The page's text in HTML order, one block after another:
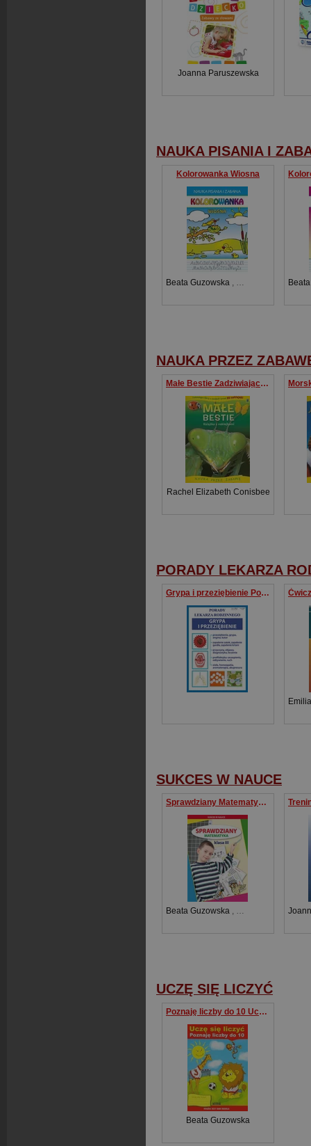
Joanna Paruszewska
NAUKA PISANIA I
Kolorowanka Wiosna
Beata Guzowska , Tomasz Wlaźlak
NAUKA PRZEZ
Małe Bestie Zadziwiające fakty o owadach i ponad 50 naklejek
Rachel Elizabeth Conisbee
PORADY LEKARZA
Grypa i przeziębienie Porady lekarza rodzinnego
SUKCES W NAUCE
Sprawdziany Matematyka Klasa 3
Beata Guzowska , Iwona Kowalska
UCZĘ SIĘ LICZYĆ
Poznaję liczby do 10 Uczę się liczyć
Beata Guzowska